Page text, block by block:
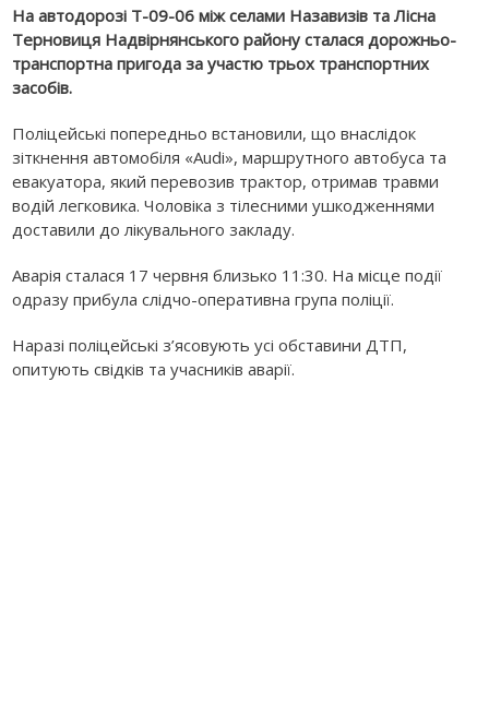
На автодорозі Т-09-06 між селами Назавизів та Лісна
Терновиця Надвірнянського району сталася дорожньо-
транспортна пригода за участю трьох транспортних
засобів.
Поліцейські попередньо встановили, що внаслідок
зіткнення автомобіля «Audi», маршрутного автобуса та
евакуатора, який перевозив трактор, отримав травми
водій легковика. Чоловіка з тілесними ушкодженнями
доставили до лікувального закладу.
Аварія сталася 17 червня близько 11:30. На місце події
одразу прибула слідчо-оперативна група поліції.
Наразі поліцейські з’ясовують усі обставини ДТП,
опитують свідків та учасників аварії.